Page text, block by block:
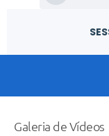
Galeria de Vídeos